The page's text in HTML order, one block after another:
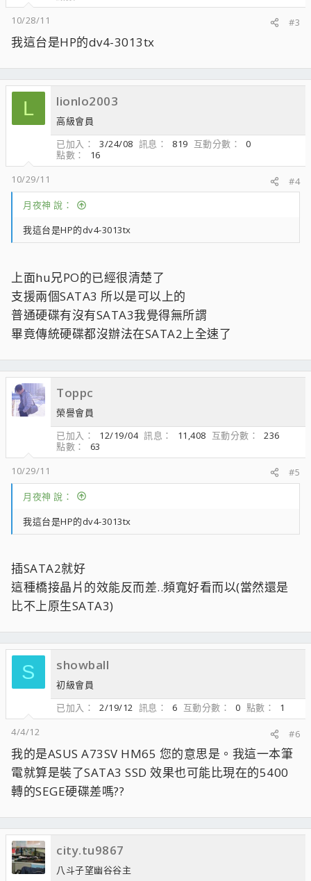
10/28/11
#3
我這台是HP的dv4-3013tx
L lionlo2003
高級會員
已加入
3/24/08 訊息 819 互動分數
0
點數
16
10/29/11
#4
月夜神 說：
我這台是HP的dv4-3013tx
上面hu兄PO的已經很清楚了
支援兩個SATA3 所以是可以上的
普通硬碟有沒有SATA3我覺得無所謂
畢竟傳統硬碟都沒辦法在SATA2上全速了
Toppc
榮譽會員
已加入
12/19/04 訊息 11,408 互動分數
236
點數
63
10/29/11
#5
月夜神 說：
我這台是HP的dv4-3013tx
插SATA2就好
這種橋接晶片的效能反而差..頻寬好看而以(當然還是
比不上原生SATA3)
S showball
初級會員
已加入
2/19/12 訊息 6 互動分數 0 點數
1
4/4/12
#6
我的是ASUS A73SV HM65 您的意思是。我這一本筆
電就算是裝了SATA3 SSD 效果也可能比現在的5400
轉的SEGE硬碟差嗎??
city.tu9867
八斗子望幽谷谷主